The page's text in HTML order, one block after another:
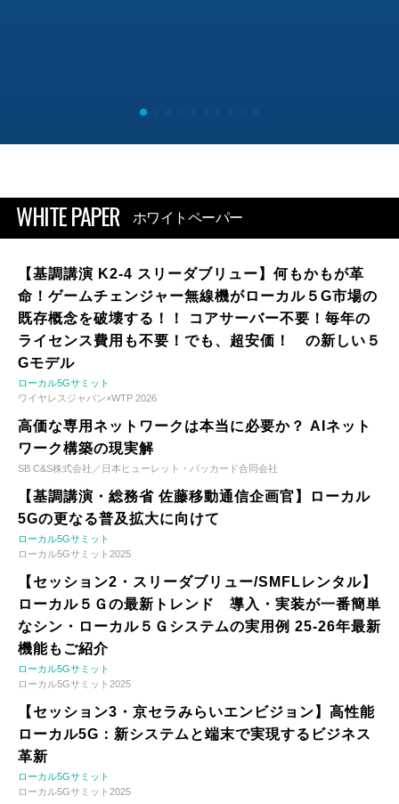
WHITE PAPER ホワイトペーパー
【基調講演 K2-4 スリーダブリュー】何もかもが革
命！ゲームチェンジャー無線機がローカル５G市場の
既存概念を破壊する！！ コアサーバー不要！毎年の
ライセンス費用も不要！でも、超安価！ の新しい５
Gモデル
ローカル5Gサミット
ワイヤレスジャパン×WTP 2026
高価な専用ネットワークは本当に必要か？ AIネット
ワーク構築の現実解
SB C&S株式会社／日本ヒューレット・パッカード合同会社
【基調講演・総務省 佐藤移動通信企画官】ローカル
5Gの更なる普及拡大に向けて
ローカル5Gサミット
ローカル5Gサミット2025
【セッション2・スリーダブリュー/SMFLレンタル】
ローカル５Ｇの最新トレンド 導入・実装が一番簡単
なシン・ローカル５Ｇシステムの実用例 25-26年最新
機能もご紹介
ローカル5Gサミット
ローカル5Gサミット2025
【セッション3・京セラみらいエンビジョン】高性能
ローカル5G：新システムと端末で実現するビジネス
革新
ローカル5Gサミット
ローカル5Gサミット2025